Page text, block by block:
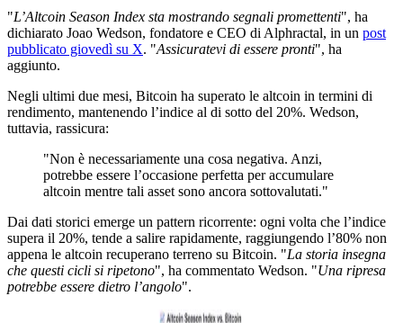
"L’Altcoin Season Index sta mostrando segnali promettenti", ha
dichiarato Joao Wedson, fondatore e CEO di Alphractal, in un post
pubblicato giovedì su X. "Assicuratevi di essere pronti", ha
aggiunto.
Negli ultimi due mesi, Bitcoin ha superato le altcoin in termini di
rendimento, mantenendo l’indice al di sotto del 20%. Wedson,
tuttavia, rassicura:
"Non è necessariamente una cosa negativa. Anzi,
potrebbe essere l’occasione perfetta per accumulare
altcoin mentre tali asset sono ancora sottovalutati."
Dai dati storici emerge un pattern ricorrente: ogni volta che l’indice
supera il 20%, tende a salire rapidamente, raggiungendo l’80% non
appena le altcoin recuperano terreno su Bitcoin. "La storia insegna
che questi cicli si ripetono", ha commentato Wedson. "Una ripresa
potrebbe essere dietro l’angolo".